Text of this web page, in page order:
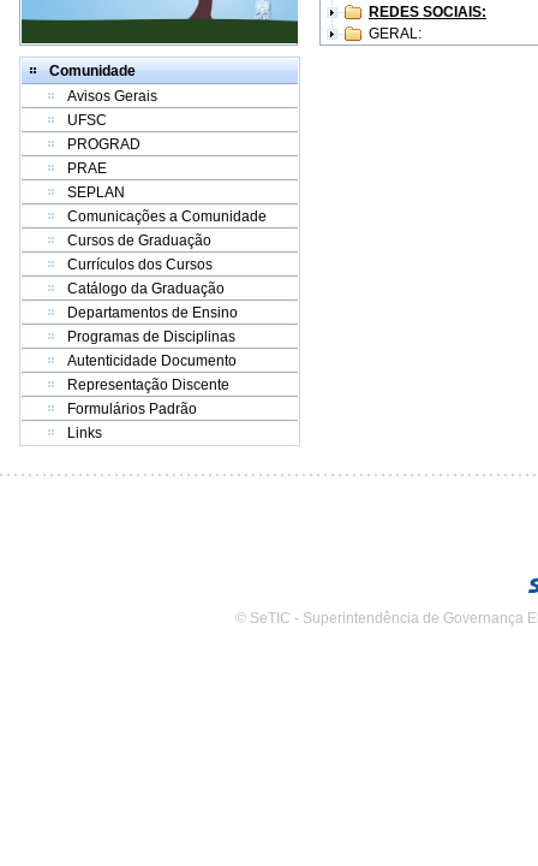
Comunidade
Avisos Gerais
UFSC
PROGRAD
PRAE
SEPLAN
Comunicações a Comunidade
Cursos de Graduação
Currículos dos Cursos
Catálogo da Graduação
Departamentos de Ensino
Programas de Disciplinas
Autenticidade Documento
Representação Discente
Formulários Padrão
Links
REDES SOCIAIS:
GERAL:
© SeTIC - Superintendência de Governança